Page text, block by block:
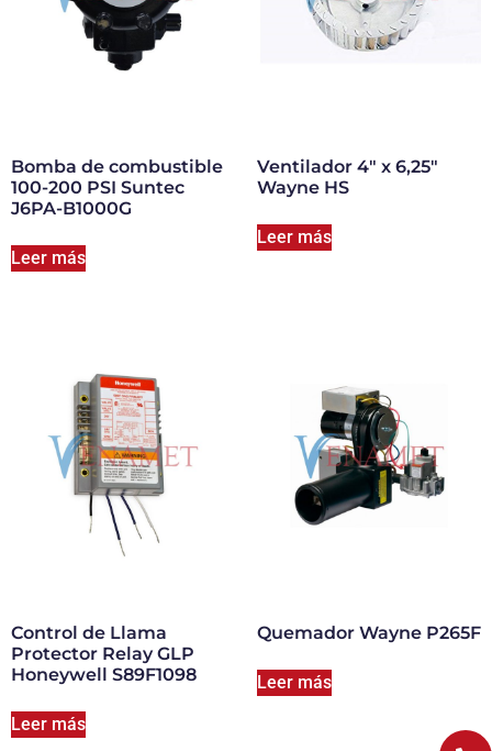
Bomba de combustible
100-200 PSI Suntec
J6PA-B1000G
Leer más
Ventilador 4″ x 6,25″
Wayne HS
Leer más
Control de Llama
Protector Relay GLP
Honeywell S89F1098
Leer más
Quemador Wayne P265F
Leer más